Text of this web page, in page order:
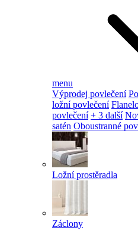
menu
Výprodej povlečení
ložní povlečení
povlečení + 3 další
satén Oboustranné
Ložní prostěradla
Záclony